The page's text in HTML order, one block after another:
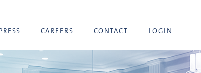
CAREERS CONTACT LOGIN